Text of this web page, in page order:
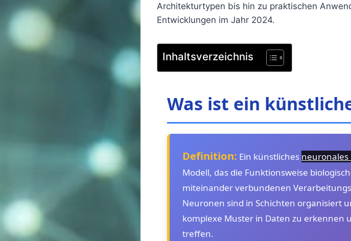
Architekturtypen bis hin zu praktischen
Entwicklungen im Jahr 2024.
Inhaltsverzeichnis
Was ist ein
Definition: Ein künstliches neuronales
Modell, das die Funktionsweise
miteinander verbundenen
Neuronen sind in Schichten organisiert
komplexe Muster in Daten zu erkennen
treffen.